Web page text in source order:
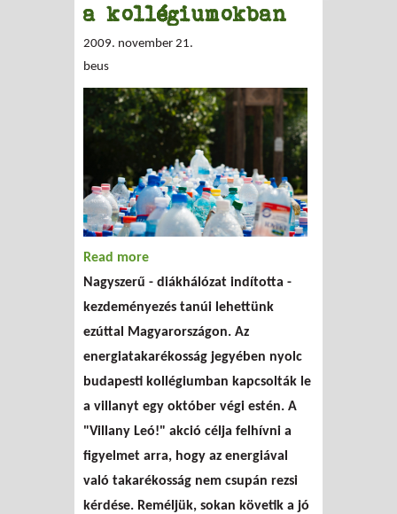
a kollégiumokban
2009. november 21.
beus
Read more
kollégiumokban
Nagyszerű - diákhálózat indította -
kezdeményezés tanúi lehettünk
ezúttal Magyarországon. Az
energiatakarékosság jegyében nyolc
budapesti kollégiumban kapcsolták le
a villanyt egy október végi estén. A
"Villany Leó!" akció célja felhívni a
figyelmet arra, hogy az energiával
való takarékosság nem csupán rezsi
kérdése. Reméljük, sokan követik a jó